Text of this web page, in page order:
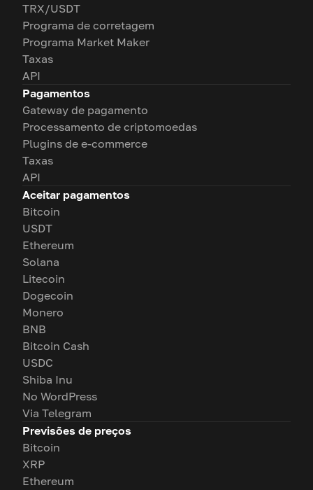
TRX/USDT
Programa de corretagem
Programa Market Maker
Taxas
API
Pagamentos
Gateway de pagamento
Processamento de criptomoedas
Plugins de e-commerce
Taxas
API
Aceitar pagamentos
Bitcoin
USDT
Ethereum
Solana
Litecoin
Dogecoin
Monero
BNB
Bitcoin Cash
USDC
Shiba Inu
No WordPress
Via Telegram
Previsões de preços
Bitcoin
XRP
Ethereum